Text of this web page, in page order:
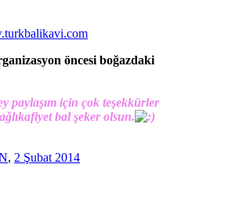
öncesi boğazdaki
paylaşım için çok teşekkürler
bal şeker olsun.
, 2 Şubat 2014